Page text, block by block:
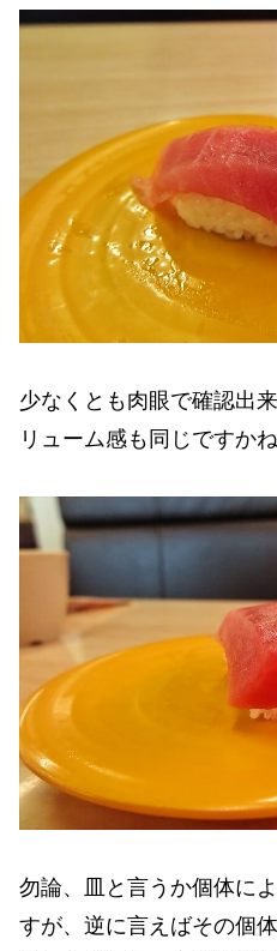
少なくとも肉眼で確認出
リューム感も同じですか
勿論、皿と言うか個体に
すが、逆に言えばその個